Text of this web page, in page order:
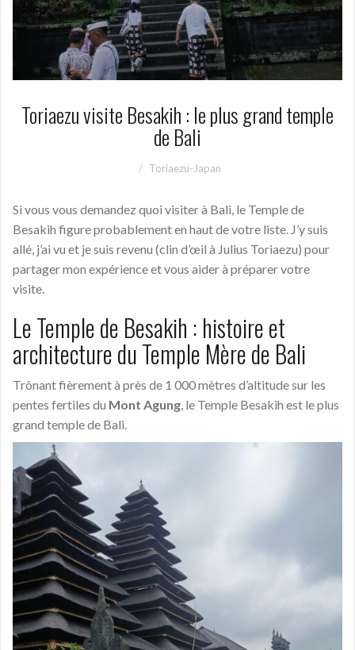
Toriaezu visite Besakih : le plus grand temple
de Bali
Toriaezu-Japan
Si vous vous demandez quoi visiter à Bali, le Temple de
Besakih figure probablement en haut de votre liste. J’y suis
allé, j’ai vu et je suis revenu (clin d’œil à Julius Toriaezu) pour
partager mon expérience et vous aider à préparer votre
visite.
Le Temple de Besakih : histoire et
architecture du Temple Mère de Bali
Trônant fièrement à près de 1 000 mètres d’altitude sur les
pentes fertiles du Mont Agung, le Temple Besakih est le plus
grand temple de Bali.